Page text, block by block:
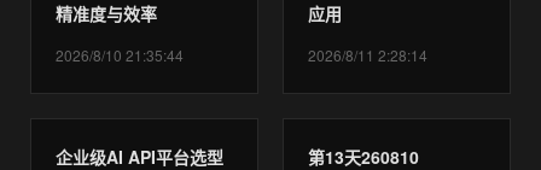
精准度与效率
2026/8/10 21:35:44
应用
2026/8/11 2:28:14
企业级AI API平台选型
第13天260810